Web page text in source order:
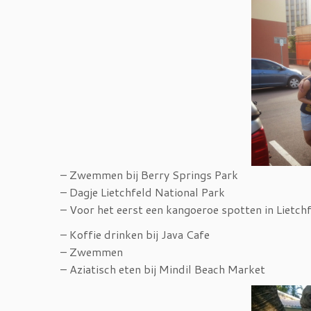
– Zwemmen bij Berry Springs Park
– Dagje Lietchfeld National Park
– Voor het eerst een kangoeroe spotten in
– Koffie drinken bij Java Cafe
– Zwemmen
– Aziatisch eten bij Mindil Beach Market